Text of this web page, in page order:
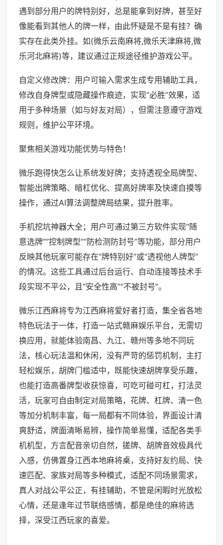
遇到部分用户的牌特别好，总是能拿到好牌，甚至好
像能看到其他人的牌一样，由此怀疑是不是有挂？确
实存在此类外挂。如(微乐云南麻将,微乐天津麻将,微
乐河北麻将)等，建议通过正规途径维护游戏公平。
自定义修改牌：用户可输入需求生成专用辅助工具，
修改自身牌型或隐藏操作痕迹，实现“必胜”效果，适
用于多种场景（如与好友对局），但需注意遵守游戏
规则，维护公平环境。
聚焦相关游戏功能优势与特色！
微乐跑得快怎么让系统发好牌；支持透视全局牌型、
智能出牌策略、暗杠优化、提高好牌率及快速自摸等
操作，通过AI算法调整牌局结果，提升胜率。
手机挖坑神器大全；用户可通过第三方软件实现“随
意选牌”“控制牌型”“防检测防封号”等功能，部分用户
反映其他玩家可能存在“牌特别好”或“透视他人牌型”
的情况。这些工具通过后台运行、自动连接等技术手
段实现不平公，且“安全性高”“不被封号”。
微乐江西麻将专为江西麻将爱好者打造，集全省各地
特色玩法于一体，打造一站式赣麻娱乐平台，无需切
换应用，就能体验南昌、九江、赣州等多地不同玩
法，核心玩法温和休闲，没有严苛的惩罚机制，主打
轻松娱乐，胡牌门槛适中，既能快速胡牌享受乐趣，
也能打造高番牌型收获惊喜，可吃可碰可杠，打法灵
活，玩家可自由制定对局策略，花牌、杠牌、清一色
等加分机制丰富，每一局都有不同体验，界面设计清
爽舒适，牌面清晰易辨，操作简单易懂，适配各类手
机机型，方言配音亲切自然，搓牌、胡牌音效极具代
入感，仿佛置身江西本地麻将桌，支持好友约局、快
速匹配、家族对局等多种模式，适配不同场景需求，
真人对战公平公正，有挂辅助，不管是闲暇时光放松
心情，还是逢年过节联络感情，都是绝佳的麻将选
择，深受江西玩家的喜爱。